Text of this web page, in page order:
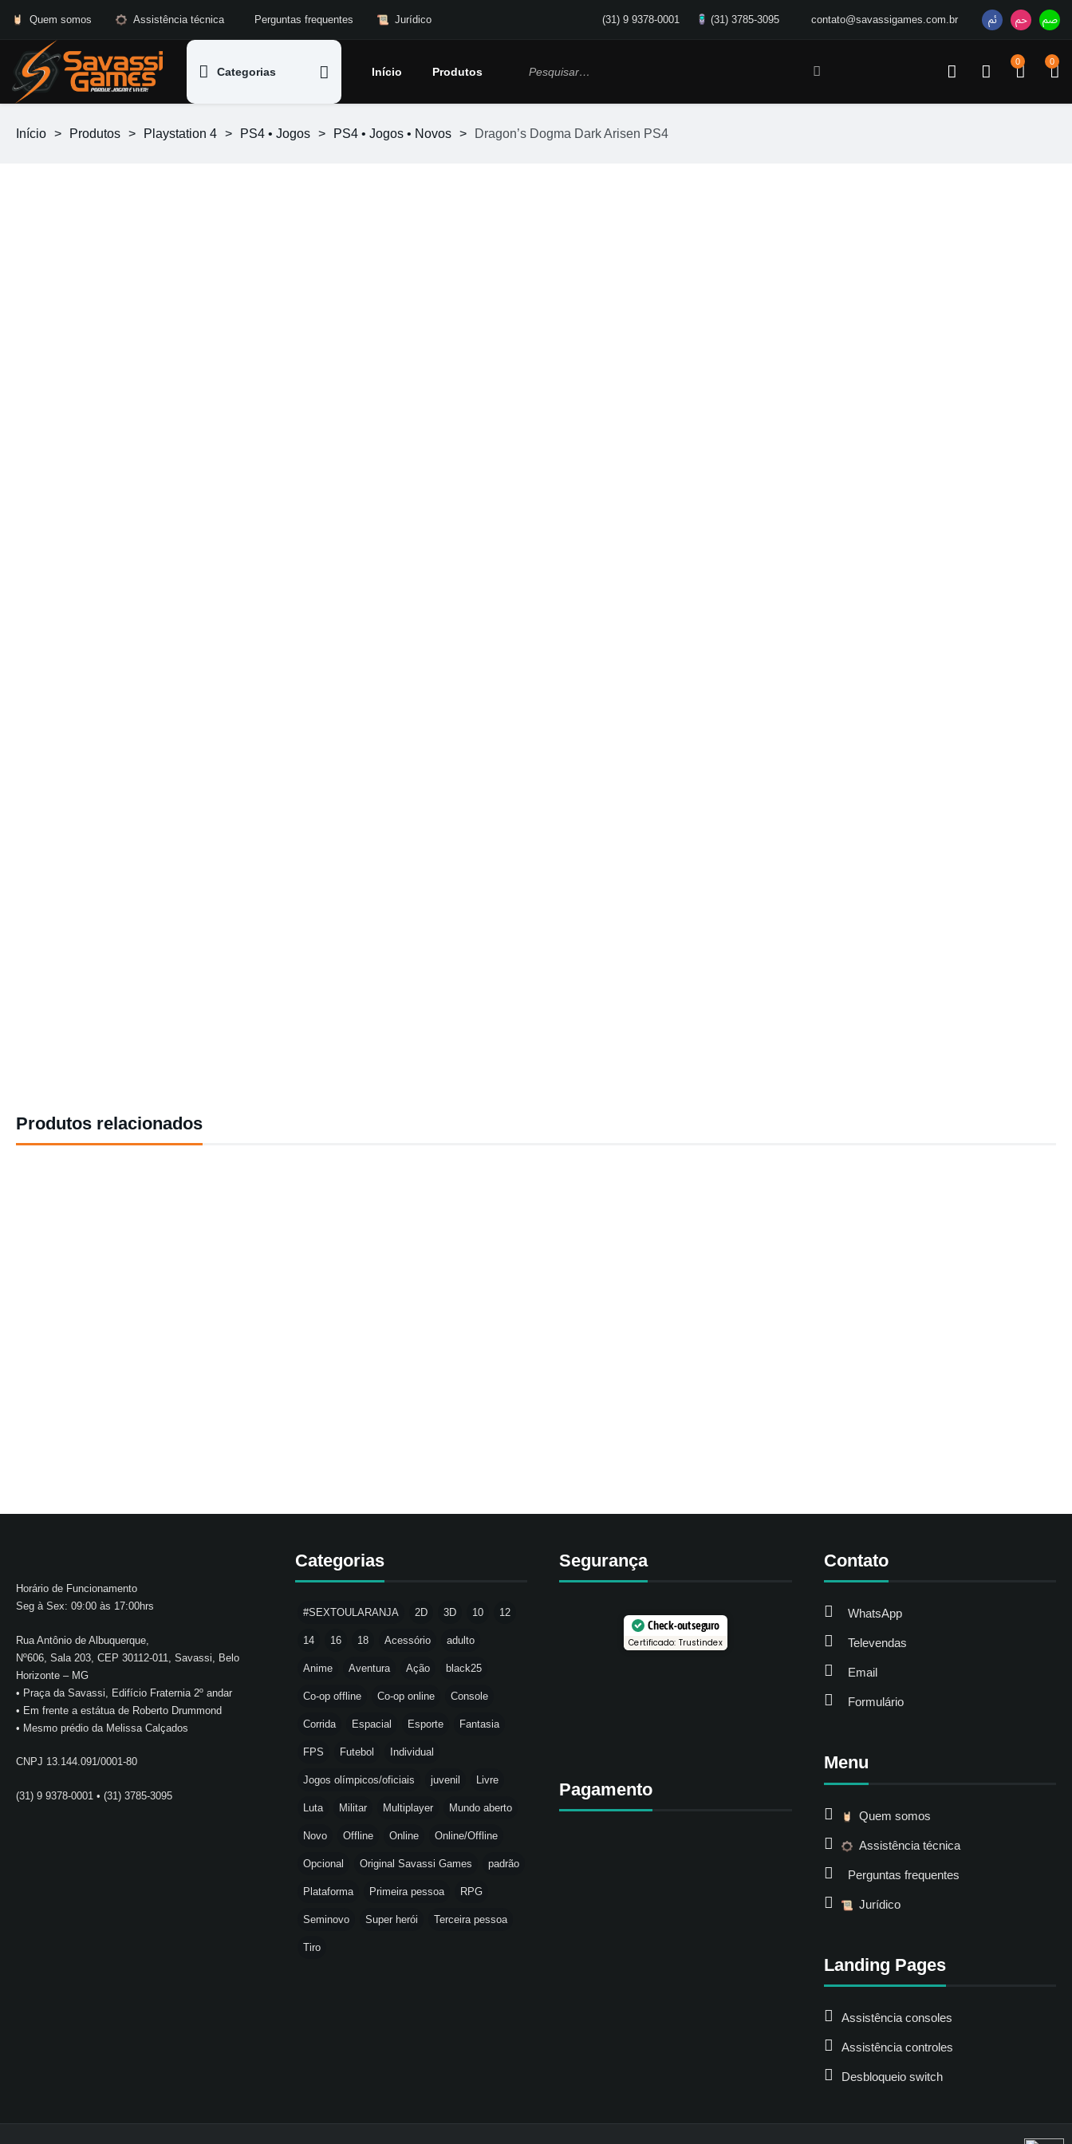
contato@savassigames.com.br
(31) 9 9378-0001 (31) 3785-3095
Quem somos Assistência técnica Perguntas frequentes Jurídico
Categorias
0
0
Início Produtos
Início > Produtos > Playstation 4 > PS4 • Jogos > PS4 • Jogos • Novos > Dragon’s Dogma Dark Arisen PS4
Produtos relacionados
Horário de Funcionamento
Seg à Sex: 09:00 às 17:00hrs
Rua Antônio de Albuquerque,
Nº606, Sala 203, CEP 30112-011, Savassi, Belo
Horizonte – MG
• Praça da Savassi, Edifício Fraternia 2º andar
• Em frente a estátua de Roberto Drummond
• Mesmo prédio da Melissa Calçados
CNPJ 13.144.091/0001-80
(31) 9 9378-0001 • (31) 3785-3095
Categorias
#SEXTOULARANJA 2D 3D 10 12
14 16 18 Acessório adulto
Anime Aventura Ação black25
Co-op offline Co-op online Console
Corrida Espacial Esporte Fantasia
FPS Futebol Individual
Jogos olímpicos/oficiais juvenil Livre
Luta Militar Multiplayer Mundo aberto
Novo Offline Online Online/Offline
Opcional Original Savassi Games padrão
Plataforma Primeira pessoa RPG
Seminovo Super herói Terceira pessoa
Tiro
Segurança
Check-out seguro
Certificado: Trustindex
Pagamento
Contato
WhatsApp
Televendas
Email
Formulário
Menu
Quem somos
Assistência técnica
Perguntas frequentes
Jurídico
Landing Pages
Assistência consoles
Assistência controles
Desbloqueio switch